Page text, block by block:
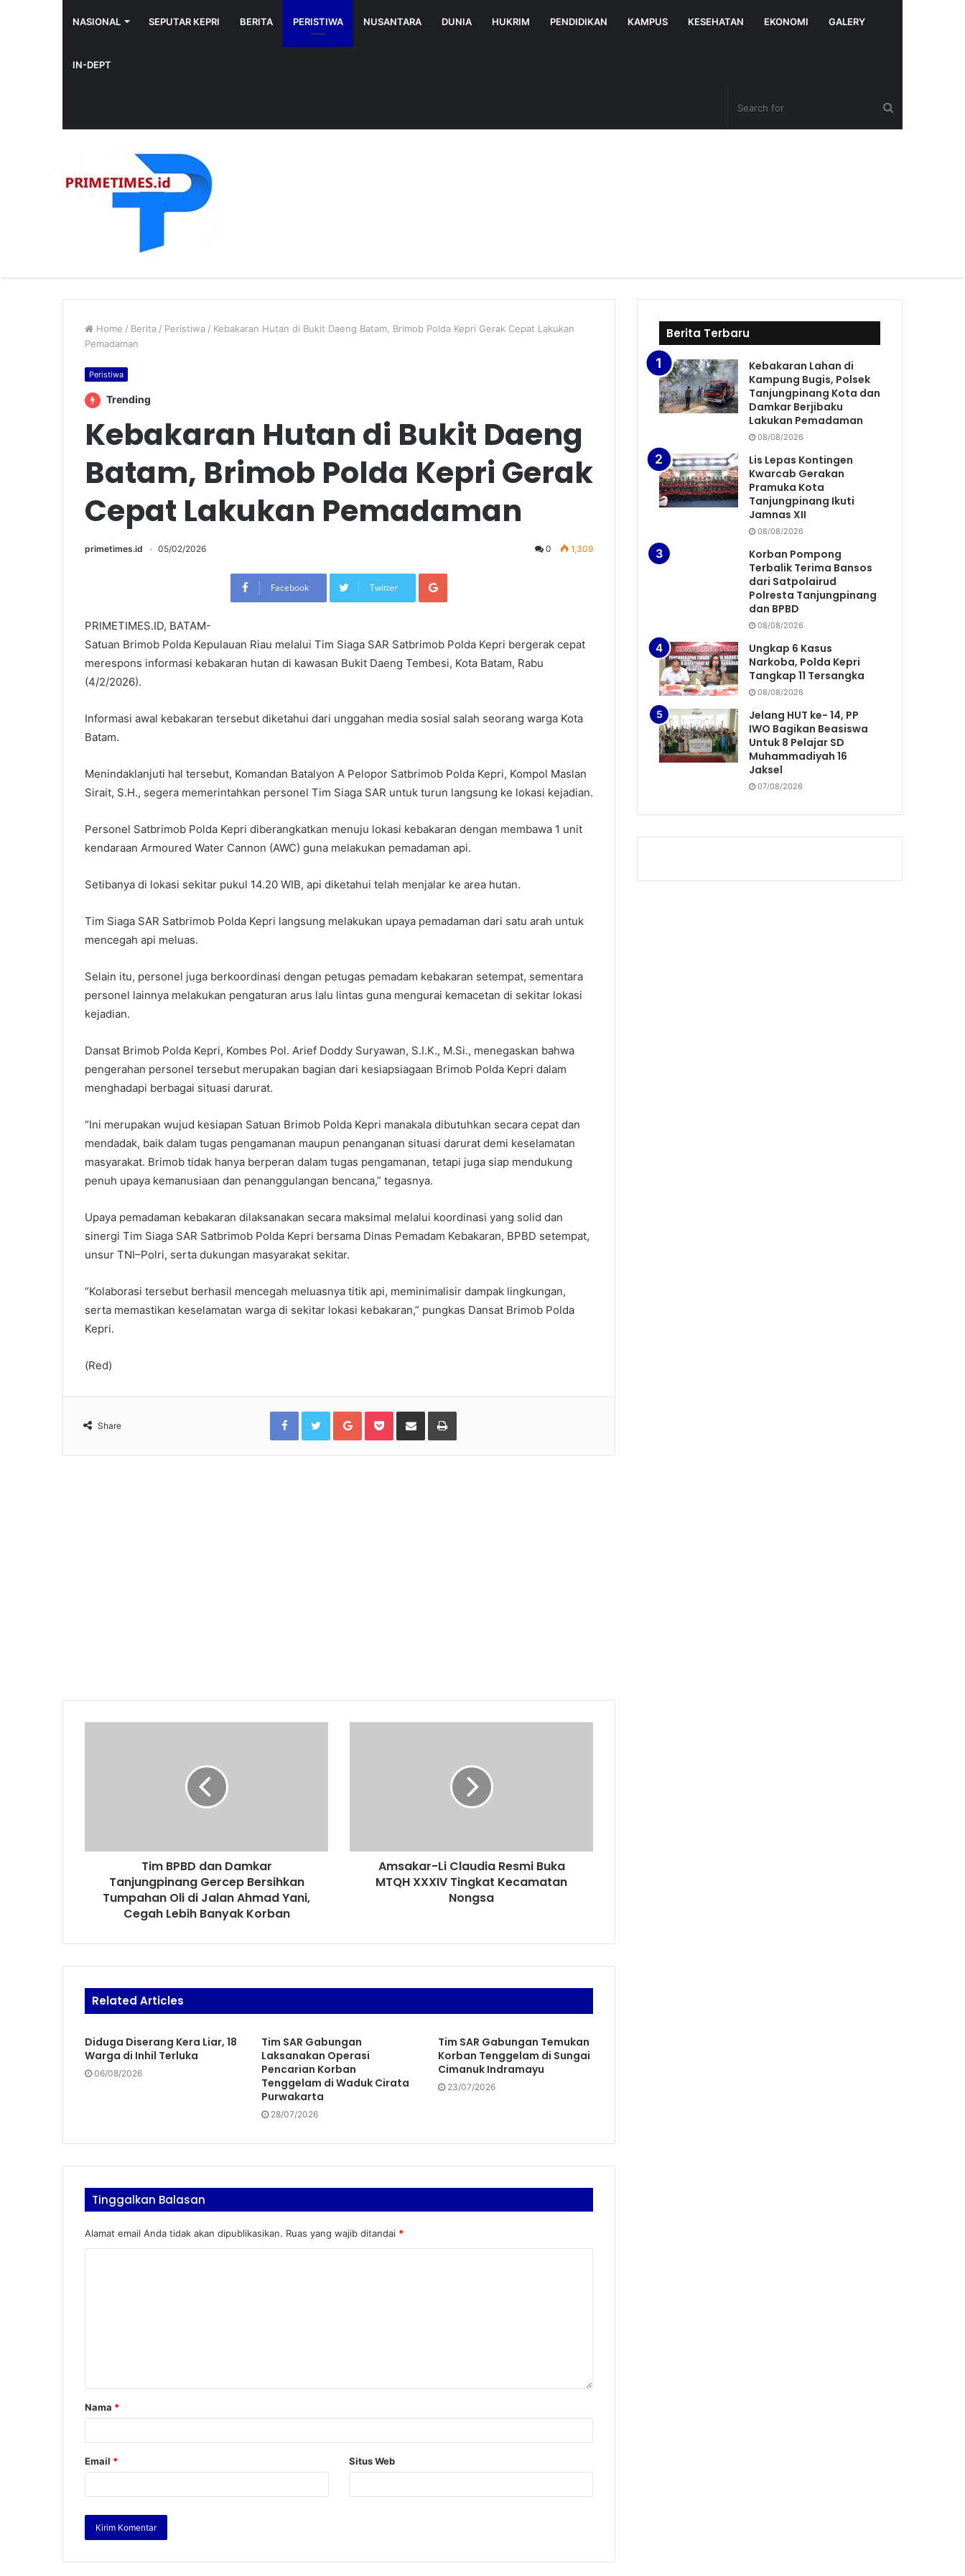
NASIONAL SEPUTAR KEPRI BERITA PERISTIWA NUSANTARA DUNIA HUKRIM PENDIDIKAN KAMPUS KESEHATAN EKONOMI GALERY
IN-DEPT
Home / Berita / Peristiwa / Kebakaran Hutan di Bukit Daeng Batam, Brimob Polda Kepri Gerak Cepat Lakukan
Pemadaman
Peristiwa
Trending
Kebakaran Hutan di Bukit Daeng
Batam, Brimob Polda Kepri Gerak
Cepat Lakukan Pemadaman
primetimes.id 05/02/2026 0 1,309
Facebook Twitter
Google+
PRIMETIMES.ID, BATAM-
Satuan Brimob Polda Kepulauan Riau melalui Tim Siaga SAR Satbrimob Polda Kepri bergerak cepat
merespons informasi kebakaran hutan di kawasan Bukit Daeng Tembesi, Kota Batam, Rabu
(4/2/2026).
Informasi awal kebakaran tersebut diketahui dari unggahan media sosial salah seorang warga Kota
Batam.
Menindaklanjuti hal tersebut, Komandan Batalyon A Pelopor Satbrimob Polda Kepri, Kompol Maslan
Sirait, S.H., segera memerintahkan personel Tim Siaga SAR untuk turun langsung ke lokasi kejadian.
Personel Satbrimob Polda Kepri diberangkatkan menuju lokasi kebakaran dengan membawa 1 unit
kendaraan Armoured Water Cannon (AWC) guna melakukan pemadaman api.
Setibanya di lokasi sekitar pukul 14.20 WIB, api diketahui telah menjalar ke area hutan.
Tim Siaga SAR Satbrimob Polda Kepri langsung melakukan upaya pemadaman dari satu arah untuk
mencegah api meluas.
Selain itu, personel juga berkoordinasi dengan petugas pemadam kebakaran setempat, sementara
personel lainnya melakukan pengaturan arus lalu lintas guna mengurai kemacetan di sekitar lokasi
kejadian.
Dansat Brimob Polda Kepri, Kombes Pol. Arief Doddy Suryawan, S.I.K., M.Si., menegaskan bahwa
pengerahan personel tersebut merupakan bagian dari kesiapsiagaan Brimob Polda Kepri dalam
menghadapi berbagai situasi darurat.
“Ini merupakan wujud kesiapan Satuan Brimob Polda Kepri manakala dibutuhkan secara cepat dan
mendadak, baik dalam tugas pengamanan maupun penanganan situasi darurat demi keselamatan
masyarakat. Brimob tidak hanya berperan dalam tugas pengamanan, tetapi juga siap mendukung
penuh upaya kemanusiaan dan penanggulangan bencana,” tegasnya.
Upaya pemadaman kebakaran dilaksanakan secara maksimal melalui koordinasi yang solid dan
sinergi Tim Siaga SAR Satbrimob Polda Kepri bersama Dinas Pemadam Kebakaran, BPBD setempat,
unsur TNI–Polri, serta dukungan masyarakat sekitar.
“Kolaborasi tersebut berhasil mencegah meluasnya titik api, meminimalisir dampak lingkungan,
serta memastikan keselamatan warga di sekitar lokasi kebakaran,” pungkas Dansat Brimob Polda
Kepri.
(Red)
Share
FacebookTwitterGoogle+PocketShare via Email Print
Tim BPBD dan Damkar
Tanjungpinang Gercep Bersihkan
Tumpahan Oli di Jalan Ahmad Yani,
Cegah Lebih Banyak Korban
Amsakar-Li Claudia Resmi Buka
MTQH XXXIV Tingkat Kecamatan
Nongsa
Related Articles
Diduga Diserang Kera Liar, 18
Warga di Inhil Terluka
06/08/2026
Tim SAR Gabungan
Laksanakan Operasi
Pencarian Korban
Tenggelam di Waduk Cirata
Purwakarta
28/07/2026
Tim SAR Gabungan Temukan
Korban Tenggelam di Sungai
Cimanuk Indramayu
23/07/2026
Tinggalkan Balasan
Alamat email Anda tidak akan dipublikasikan. Ruas yang wajib ditandai *
Nama *
Email * Situs Web
Berita Terbaru
Kebakaran Lahan di
Kampung Bugis, Polsek
Tanjungpinang Kota dan
Damkar Berjibaku
Lakukan Pemadaman
08/08/2026
Lis Lepas Kontingen
Kwarcab Gerakan
Pramuka Kota
Tanjungpinang Ikuti
Jamnas XII
08/08/2026
Korban Pompong
Terbalik Terima Bansos
dari Satpolairud
Polresta Tanjungpinang
dan BPBD
08/08/2026
Ungkap 6 Kasus
Narkoba, Polda Kepri
Tangkap 11 Tersangka
08/08/2026
Jelang HUT ke- 14, PP
IWO Bagikan Beasiswa
Untuk 8 Pelajar SD
Muhammadiyah 16
Jaksel
07/08/2026